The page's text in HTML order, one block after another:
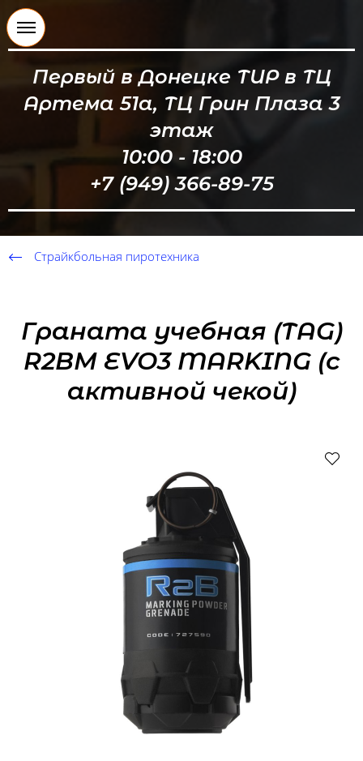
Первый в Донецке ТИР в ТЦ
Артема 51а, ТЦ Грин Плаза 3
этаж
10:00 - 18:00
+7 (949) 366-89-75
Страйкбольная пиротехника
Граната учебная (TAG)
R2BМ EVO3 MARKING (с
активной чекой)